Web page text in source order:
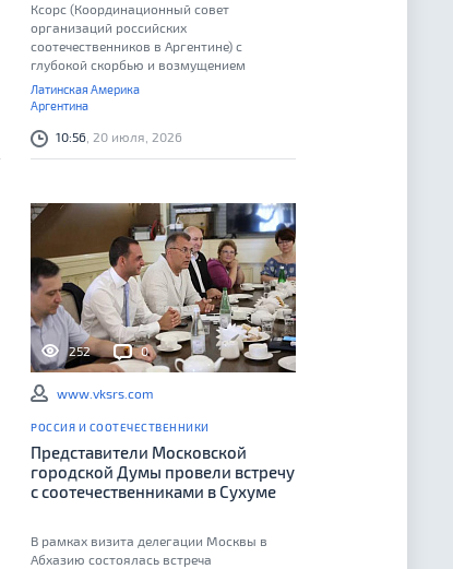
Ксорс (Координационный совет
организаций российских
соотечественников в Аргентине) с
глубокой скорбью и возмущением
восприняли известие о чудовищных
терактах, совершенных в ночь на 18 июля
Латинская Америка
Аргентина
10:56 , 20 июля, 2026
252 0
www.vksrs.com
РОССИЯ И СООТЕЧЕСТВЕННИКИ
Представители Московской
городской Думы провели встречу
с соотечественниками в Сухуме
В рамках визита делегации Москвы в
Абхазию состоялась встреча